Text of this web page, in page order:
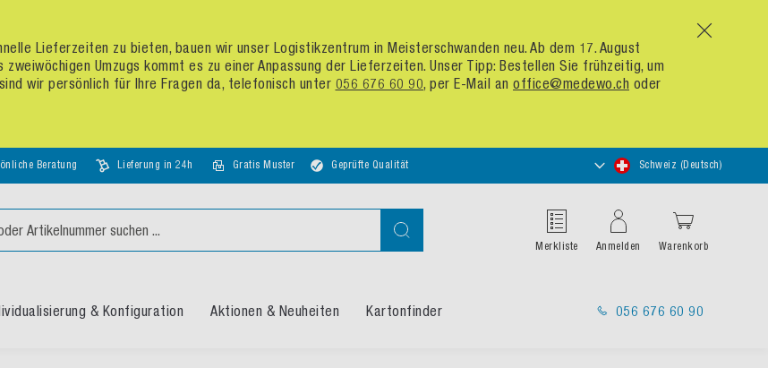
x
Lieferzeiten zu bieten, bauen wir unser Logistikzentrum in Meisterschwanden neu. Ab dem 17. August
Umzugs kommt es zu einer Anpassung der Lieferzeiten. Unser Tipp: Bestellen Sie frühzeitig, um
wir persönlich für Ihre Fragen da, telefonisch unter 056 676 60 90, per E-Mail an office@medewo.ch oder
Beratung Lieferung in 24h Gratis Muster Geprüfte Qualität
Store
auswählen
Schweiz (Deutsch)
Suche
Merkliste Anmelden Warenkorb
& Konfiguration Aktionen & Neuheiten Kartonfinder 056 676 60 90